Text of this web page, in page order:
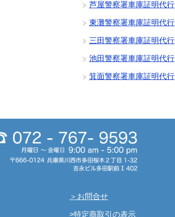
芦屋警察署車庫証明代行
東灘警察署車庫証明代行
三田警察署車庫証明代行
池田警察署車庫証明代行
箕面警察署車庫証明代行
＞お問合せ
>特定商取引の表示